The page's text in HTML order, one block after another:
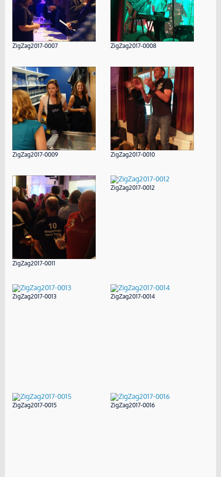
ZigZag2017-0007 ZigZag2017-0008
ZigZag2017-0009 ZigZag2017-0010
ZigZag2017-0011
ZigZag2017-0012
ZigZag2017-0013 ZigZag2017-0014
ZigZag2017-0015 ZigZag2017-0016